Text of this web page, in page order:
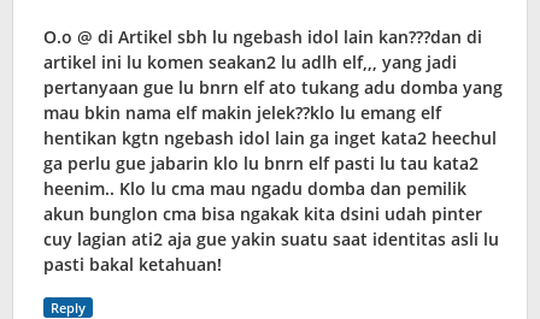
O.o @ di Artikel sbh lu ngebash idol lain kan???dan di
artikel ini lu komen seakan2 lu adlh elf,,, yang jadi
pertanyaan gue lu bnrn elf ato tukang adu domba yang
mau bkin nama elf makin jelek??klo lu emang elf
hentikan kgtn ngebash idol lain ga inget kata2 heechul
ga perlu gue jabarin klo lu bnrn elf pasti lu tau kata2
heenim.. Klo lu cma mau ngadu domba dan pemilik
akun bunglon cma bisa ngakak kita dsini udah pinter
cuy lagian ati2 aja gue yakin suatu saat identitas asli lu
pasti bakal ketahuan!
Reply